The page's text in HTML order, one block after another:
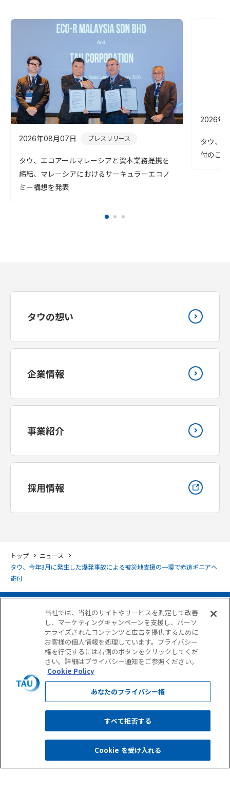
2026年08月07日 プレスリリース
タウ、エコアールマレーシアと資本業務提携を
締結、マレーシアにおけるサーキュラーエコノ
ミー構想を発表
2026年
タウ、
付のご
タウの想い
企業情報
事業紹介
採用情報
トップ
ニュース
タウ、今年3月に発生した爆発事故による被災地支援の一環で赤道ギニアへ
寄付
サイト使用条件個人情報保護について
GDPRに準拠した個人情報保護方針反社会勢力に対する基本方針
情報セキュリティ基本方針古物営業法に基づく表示
当社では、当社のサイトやサービスを測定して改善
し、マーケティングキャンペーンを支援し、パーソ
ナライズされたコンテンツと広告を提供するために
お客様の個人情報を処理しています。プライバシー
権を行使するには右側のボタンをクリックしてくだ
さい。詳細はプライバシー通知をご参照ください。
Cookie Policy
あなたのプライバシー権
すべて拒否する
Cookie を受け入れる